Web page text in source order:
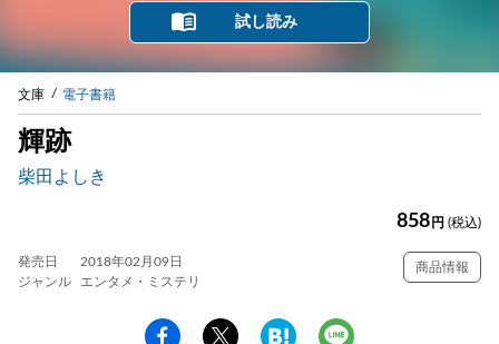
試し読み
文庫 電子書籍
輝跡
柴田よしき
858 円 (税込)
発売日
2018年02月09日
ジャンル
エンタメ・ミステリ
商品情報